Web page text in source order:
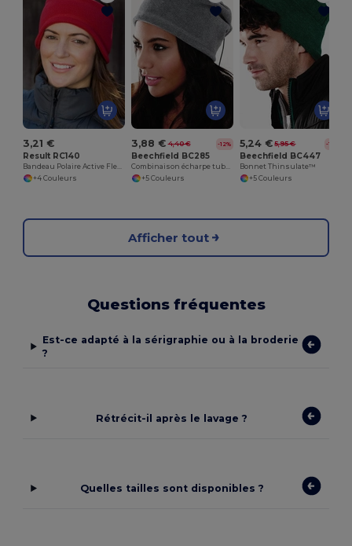
3,21 €
Result RC140
Bandeau Polaire Active Fleece
+4 Couleurs
3,88 € 4,40 € -12%
Beechfield BC285
Combinaison écharpe tube/bonnet Suprafleece™
+5 Couleurs
5,24 € 5,95 € -12%
Beechfield BC447
Bonnet Thinsulate™
+5 Couleurs
Afficher tout
Questions fréquentes
Est-ce adapté à la sérigraphie ou à la broderie
?
Rétrécit-il après le lavage ?
Quelles tailles sont disponibles ?